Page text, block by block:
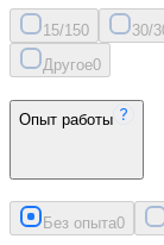
15/150 30/
Другое0
Опыт работы
Без опыта0